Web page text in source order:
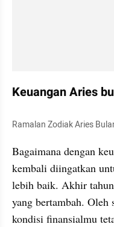
Keuangan Aries
Ramalan Zodiak Aries
Bagaimana dengan
kembali diingatkan
lebih baik. Akhir
yang bertambah. Oleh
kondisi finansialmu